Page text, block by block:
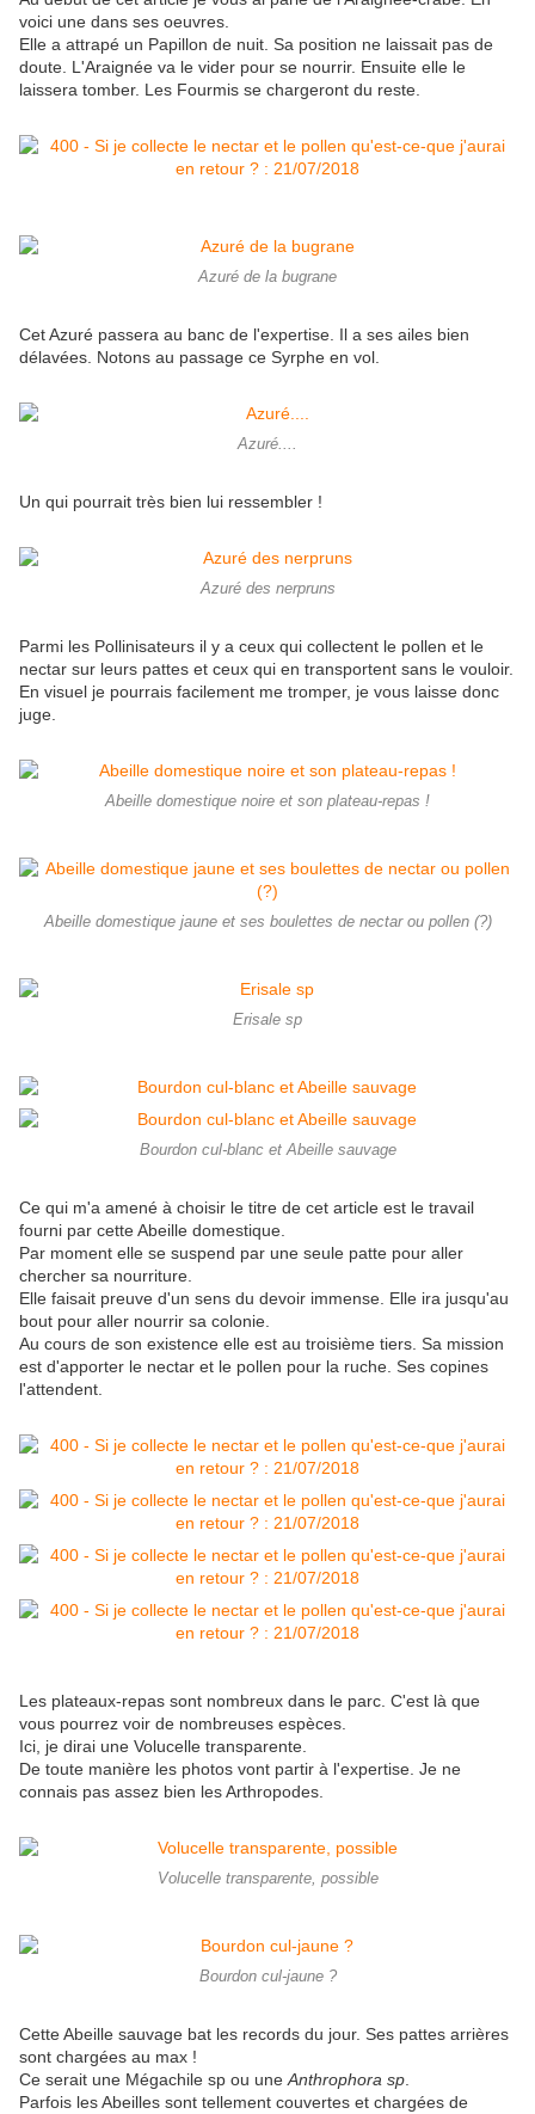
voici une dans ses oeuvres.
Elle a attrapé un Papillon de nuit. Sa position ne laissait pas de
doute. L'Araignée va le vider pour se nourrir. Ensuite elle le
laissera tomber. Les Fourmis se chargeront du reste.
Azuré de la bugrane
Cet Azuré passera au banc de l'expertise. Il a ses ailes bien
délavées. Notons au passage ce Syrphe en vol.
Azuré....
Un qui pourrait très bien lui ressembler !
Azuré des nerpruns
Parmi les Pollinisateurs il y a ceux qui collectent le pollen et le
nectar sur leurs pattes et ceux qui en transportent sans le vouloir.
En visuel je pourrais facilement me tromper, je vous laisse donc
juge.
Abeille domestique noire et son plateau-repas !
Abeille domestique jaune et ses boulettes de nectar ou pollen (?)
Erisale sp
Bourdon cul-blanc et Abeille sauvage
Ce qui m'a amené à choisir le titre de cet article est le travail
fourni par cette Abeille domestique.
Par moment elle se suspend par une seule patte pour aller
chercher sa nourriture.
Elle faisait preuve d'un sens du devoir immense. Elle ira jusqu'au
bout pour aller nourrir sa colonie.
Au cours de son existence elle est au troisième tiers. Sa mission
est d'apporter le nectar et le pollen pour la ruche. Ses copines
l'attendent.
Les plateaux-repas sont nombreux dans le parc. C'est là que
vous pourrez voir de nombreuses espèces.
Ici, je dirai une Volucelle transparente.
De toute manière les photos vont partir à l'expertise. Je ne
connais pas assez bien les Arthropodes.
Volucelle transparente, possible
Bourdon cul-jaune ?
Cette Abeille sauvage bat les records du jour. Ses pattes arrières
sont chargées au max !
Ce serait une Mégachile sp ou une Anthrophora sp
Parfois les Abeilles sont tellement couvertes et chargées de